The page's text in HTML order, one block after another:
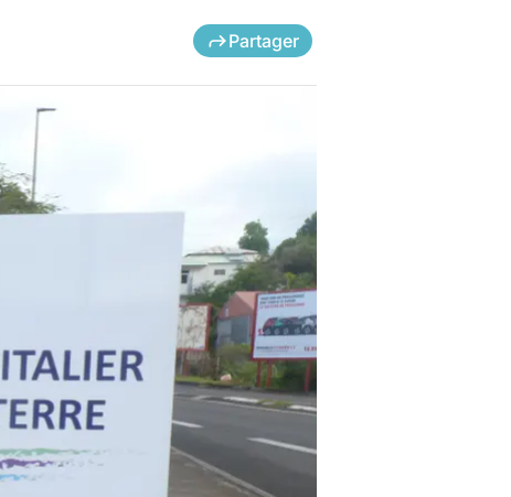
Partager